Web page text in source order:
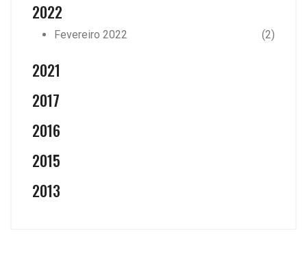
2022
Fevereiro 2022 (2)
2021
2017
2016
2015
2013